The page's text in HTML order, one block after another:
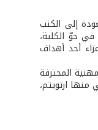
إلى الكتب
في جوّ الكلية،
أحد أهداف
المحترفة
منها ارتويتم،